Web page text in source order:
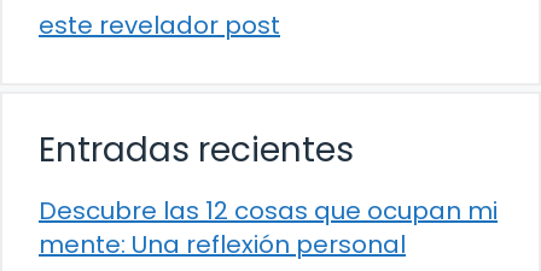
este revelador post
Entradas recientes
Descubre las 12 cosas que ocupan mi
mente: Una reflexión personal